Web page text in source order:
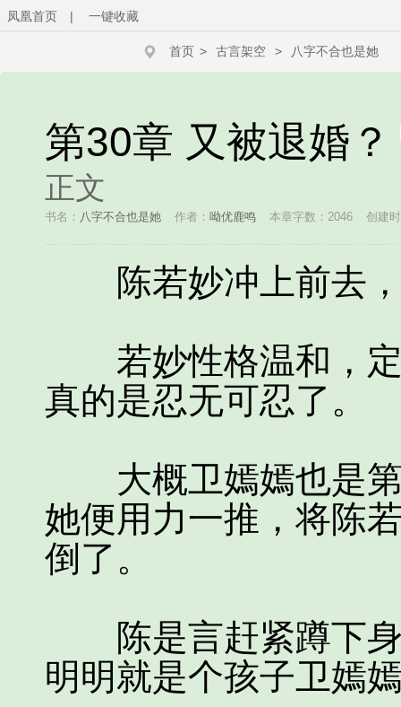
凤凰首页 | 一键收藏
首页 > 古言架空 > 八字不合也是她
第30章 又被退婚？
正文
书名： 八字不合也是她 作者： 呦优鹿鸣 本章字数：2046 创建
陈若妙冲上前去，
若妙性格温和，定
真的是忍无可忍了。
大概卫嫣嫣也是第
她便用力一推，将陈
倒了。
陈是言赶紧蹲下身
明明就是个孩子卫嫣